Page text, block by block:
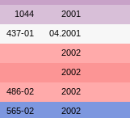
1044 2001
437-01 04.2001
2002
2002
486-02 2002
565-02 2002